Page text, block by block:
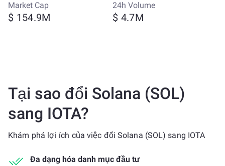
Market Cap
$ 154.9M
24h Volume
$ 4.7M
Tại sao đổi Solana (SOL)
sang IOTA?
Khám phá lợi ích của việc đổi Solana (SOL) sang IOTA
Đa dạng hóa danh mục đầu tư